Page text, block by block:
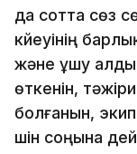
да сотта сөз
күйеуінің
және ұшу
өткенін,
болғанын,
үшін соңына